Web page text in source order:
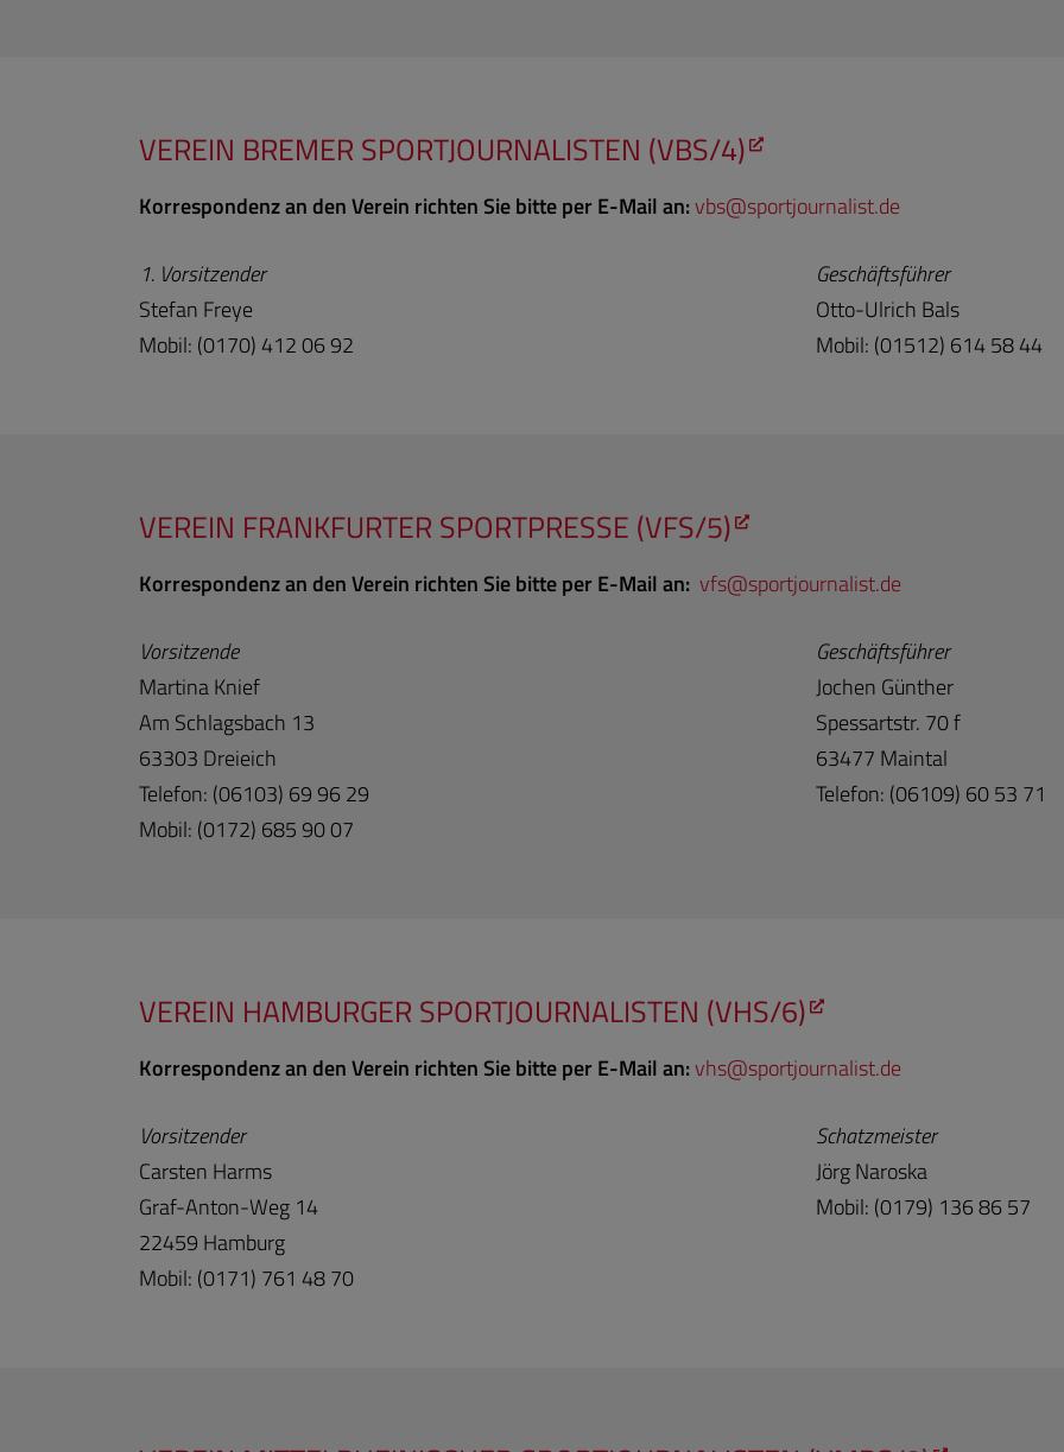
VEREIN BREMER SPORTJOURNALISTEN (VBS/4)
Korrespondenz an den Verein richten Sie bitte per E-Mail an:vbs@sportjournalist.de
1. Vorsitzender
Stefan Freye
Mobil: (0170) 412 06 92
Geschäftsführer
Otto-Ulrich Bals
Mobil: (01512) 614 58 44
VEREIN FRANKFURTER SPORTPRESSE (VFS/5)
Korrespondenz an den Verein richten Sie bitte per E-Mail an: vfs@sportjournalist.de
Vorsitzende
Martina Knief
Am Schlagsbach 13
63303 Dreieich
Telefon: (06103) 69 96 29
Mobil: (0172) 685 90 07
Geschäftsführer
Jochen Günther
Spessartstr. 70 f
63477 Maintal
Telefon: (06109) 60 53 71
VEREIN HAMBURGER SPORTJOURNALISTEN (VHS/6)
Korrespondenz an den Verein richten Sie bitte per E-Mail an:vhs@sportjournalist.de
Vorsitzender
Carsten Harms
Graf-Anton-Weg 14
22459 Hamburg
Mobil: (0171) 761 48 70
Schatzmeister
Jörg Naroska
Mobil: (0179) 136 86 57